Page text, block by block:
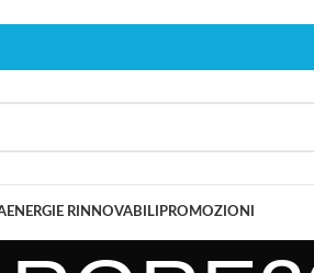
ENERGIE RINNOVABILI PROMOZIONI